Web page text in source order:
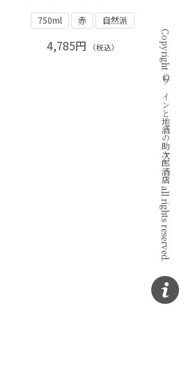
750ml 赤 自然派
4,785円 （税込） Copyright © ワインと地酒の助次郎酒店 all rights reserved.